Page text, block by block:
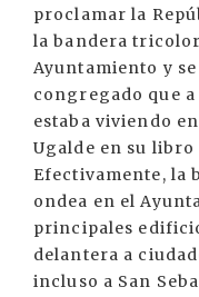
proclamar la
la bandera
Ayuntamiento y
congregado que
estaba viviendo
Ugalde en su libro
Efectivamente, la
ondea en el
principales
delantera a
incluso a San